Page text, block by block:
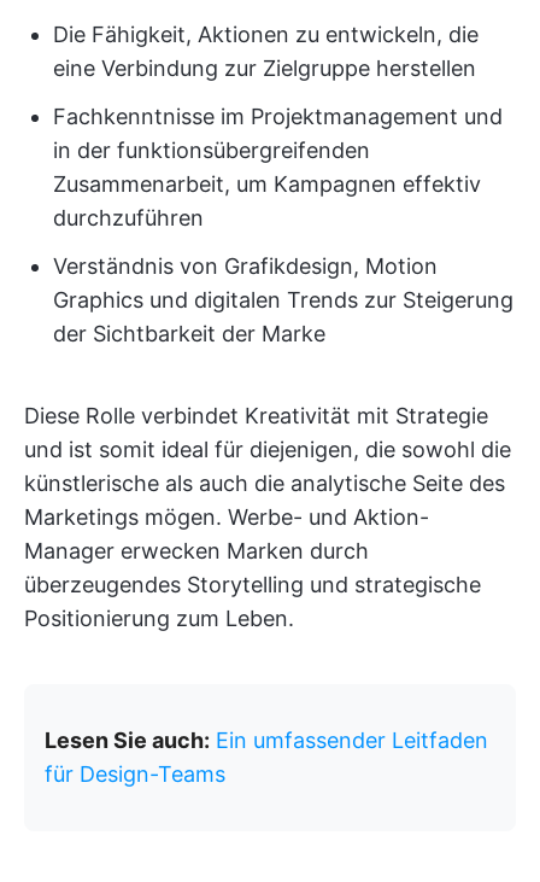
Die Fähigkeit, Aktionen zu entwickeln, die
eine Verbindung zur Zielgruppe herstellen
Fachkenntnisse im Projektmanagement und
in der funktionsübergreifenden
Zusammenarbeit, um Kampagnen effektiv
durchzuführen
Verständnis von Grafikdesign, Motion
Graphics und digitalen Trends zur Steigerung
der Sichtbarkeit der Marke
Diese Rolle verbindet Kreativität mit Strategie
und ist somit ideal für diejenigen, die sowohl die
künstlerische als auch die analytische Seite des
Marketings mögen. Werbe- und Aktion-
Manager erwecken Marken durch
überzeugendes Storytelling und strategische
Positionierung zum Leben.
Lesen Sie auch: Ein umfassender Leitfaden
für Design-Teams